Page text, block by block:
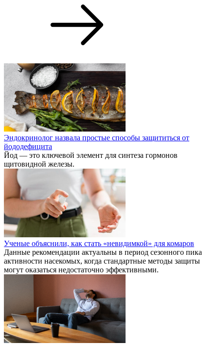
Эндокринолог назвала простые способы защититься от
йододефицита
Йод — это ключевой элемент для синтеза гормонов
щитовидной железы.
Ученые объяснили, как стать «невидимкой» для комаров
Данные рекомендации актуальны в период сезонного пика
активности насекомых, когда стандартные методы защиты
могут оказаться недостаточно эффективными.